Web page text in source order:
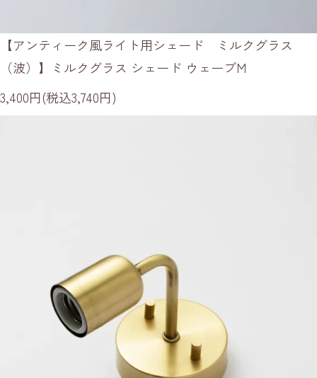
【アンティーク風ライト用シェード ミルクグラス
（波）】ミルクグラス シェード ウェーブM
3,400円(税込3,740円)